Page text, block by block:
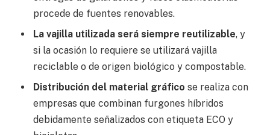
procede de fuentes renovables.
La vajilla utilizada será siempre reutilizable, y
si la ocasión lo requiere se utilizará vajilla
reciclable o de origen biológico y compostable.
Distribución del material gráfico se realiza con
empresas que combinan furgones híbridos
debidamente señalizados con etiqueta ECO y
Chatbot Hostelería Navarra
En línea